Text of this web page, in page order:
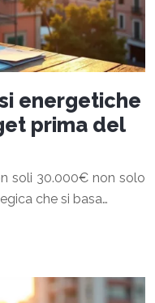
energetiche
prima del
soli 30.000€ non solo
che si basa…